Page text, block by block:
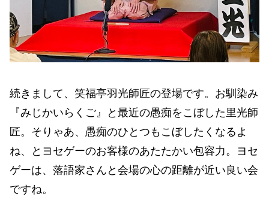
続きまして、笑福亭羽光師匠の登場です。お馴染み
『みじかいらくご』と最近の愚痴をこぼした里光師
匠。そりゃあ、愚痴のひとつもこぼしたくなるよ
ね、とヨセゲーのお客様のあたたかい包容力。ヨセ
ゲーは、落語家さんと会場の心の距離が近い良い会
ですね。